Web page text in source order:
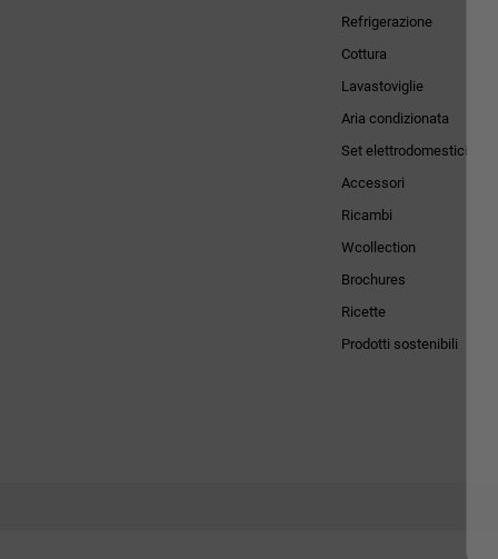
Refrigerazione
Cottura
Lavastoviglie
Aria condizionata
Set elettrodomestici
Accessori
Ricambi
Wcollection
Brochures
Ricette
Prodotti sostenibili